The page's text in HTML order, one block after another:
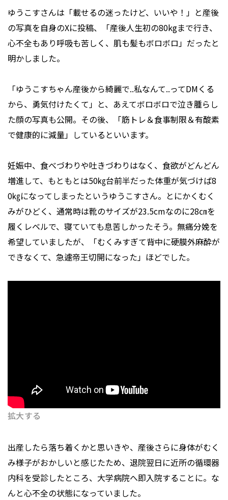
ゆうこすさんは「載せるの迷ったけど、いいや！」と産後
の写真を自身のXに投稿、「産後人生初の80kgまで行き、
心不全もあり呼吸も苦しく、肌も髪もボロボロ」だったと
明かしました。
「ゆうこすちゃん産後から綺麗で..私なんて..ってDMくる
から、勇気付けたくて」と、あえてボロボロで泣き腫らし
た顔の写真も公開。その後、「筋トレ＆食事制限＆有酸素
で健康的に減量」しているといいます。
妊娠中、食べづわりや吐きづわりはなく、食欲がどんどん
増進して、もともとは50㎏台前半だった体重が気づけば8
0㎏になってしまったというゆうこすさん。とにかくむく
みがひどく、通常時は靴のサイズが23.5cmなのに28㎝を
履くレベルで、寝ていても息苦しかったそう。無痛分娩を
希望していましたが、「むくみすぎて背中に硬膜外麻酔が
できなくて、急遽帝王切開になった」ほどでした。
拡大する
出産したら落ち着くかと思いきや、産後さらに身体がむく
み様子がおかしいと感じたため、退院翌日に近所の循環器
内科を受診したところ、大学病院へ即入院することに。な
んと心不全の状態になっていました。